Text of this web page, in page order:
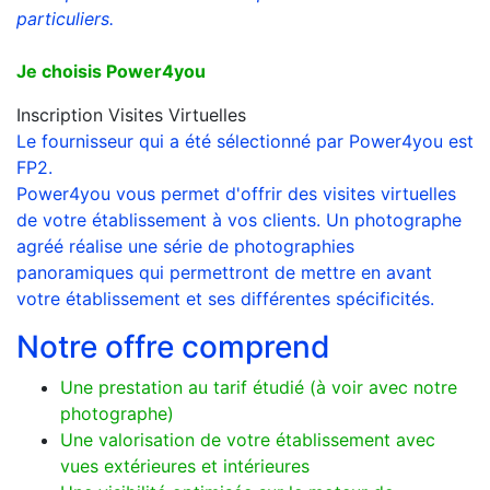
particuliers.
Je choisis Power4you
Inscription Visites Virtuelles
Le fournisseur qui a été sélectionné par Power4you est
FP2.
Power4you vous permet d'offrir des visites virtuelles
de votre établissement à vos clients. Un photographe
agréé réalise une série de photographies
panoramiques qui permettront de mettre en avant
votre établissement et ses différentes spécificités.
Notre offre comprend
Une prestation au tarif étudié (à voir avec notre
photographe)
Une valorisation de votre établissement avec
vues extérieures et intérieures